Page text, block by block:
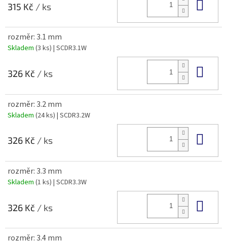
315 Kč / ks
rozměr: 3.1 mm
Skladem (3 ks) | SCDR3.1W
326 Kč / ks
rozměr: 3.2 mm
Skladem (24 ks) | SCDR3.2W
326 Kč / ks
rozměr: 3.3 mm
Skladem (1 ks) | SCDR3.3W
326 Kč / ks
rozměr: 3.4 mm